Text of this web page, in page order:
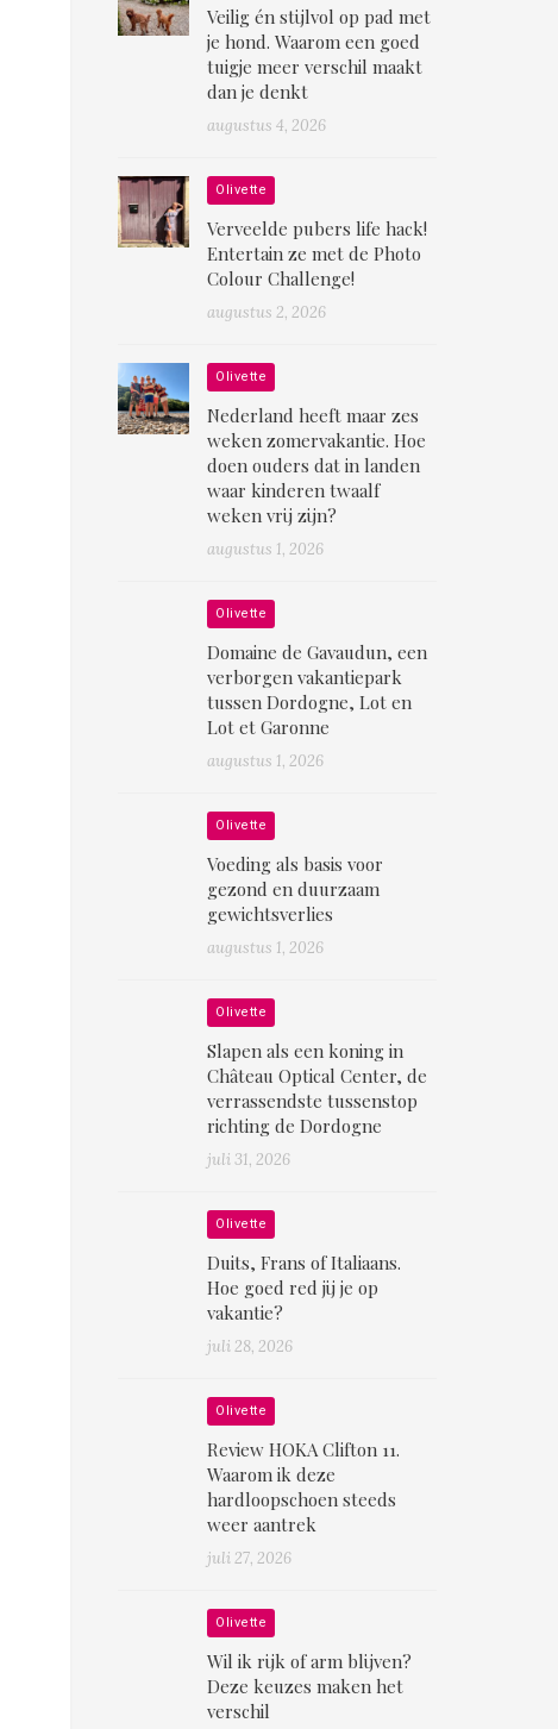
Veilig én stijlvol op pad met
je hond. Waarom een goed
tuigje meer verschil maakt
dan je denkt
augustus 4, 2026
Olivette
Verveelde pubers life hack!
Entertain ze met de Photo
Colour Challenge!
augustus 2, 2026
Olivette
Nederland heeft maar zes
weken zomervakantie. Hoe
doen ouders dat in landen
waar kinderen twaalf
weken vrij zijn?
augustus 1, 2026
Olivette
Domaine de Gavaudun, een
verborgen vakantiepark
tussen Dordogne, Lot en
Lot et Garonne
augustus 1, 2026
Olivette
Voeding als basis voor
gezond en duurzaam
gewichtsverlies
augustus 1, 2026
Olivette
Slapen als een koning in
Château Optical Center, de
verrassendste tussenstop
richting de Dordogne
juli 31, 2026
Olivette
Duits, Frans of Italiaans.
Hoe goed red jij je op
vakantie?
juli 28, 2026
Olivette
Review HOKA Clifton 11.
Waarom ik deze
hardloopschoen steeds
weer aantrek
juli 27, 2026
Olivette
Wil ik rijk of arm blijven?
Deze keuzes maken het
verschil